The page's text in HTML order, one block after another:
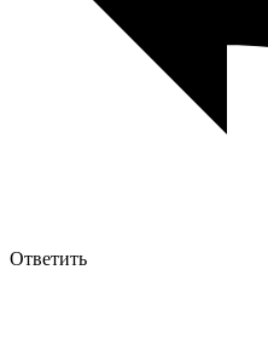
Ответить